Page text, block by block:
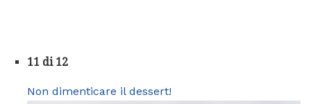
11 di 12
Non dimenticare il dessert!